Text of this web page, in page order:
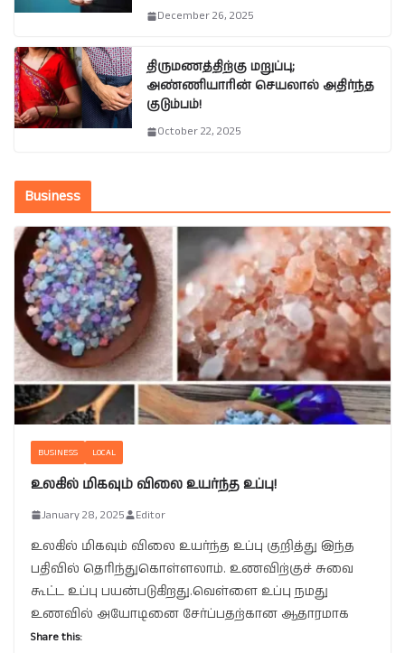
December 26, 2025
திருமணத்திற்கு மறுப்பு;
அண்ணியாரின் செயலால் அதிர்ந்த
குடும்பம்!
October 22, 2025
Business
BUSINESS LOCAL
உலகில் மிகவும் விலை உயர்ந்த உப்பு!
January 28, 2025 Editor
உலகில் மிகவும் விலை உயர்ந்த உப்பு குறித்து இந்த
பதிவில் தெரிந்துகொள்ளலாம். உணவிற்குச் சுவை
கூட்ட உப்பு பயன்படுகிறது.வெள்ளை உப்பு நமது
உணவில் அயோடினை சேர்ப்பதற்கான ஆதாரமாக
Share this: